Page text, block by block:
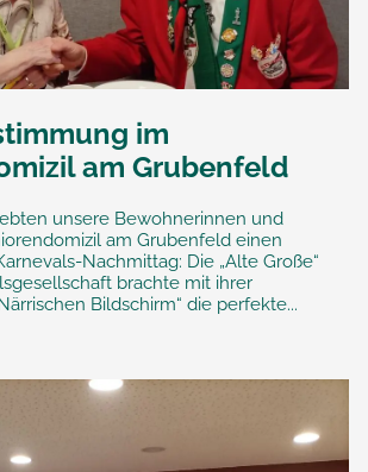
im
am Grubenfeld
unsere Bewohnerinnen und
am Grubenfeld einen
Nachmittag: Die „Alte Große“
brachte mit ihrer
Bildschirm“ die perfekte...